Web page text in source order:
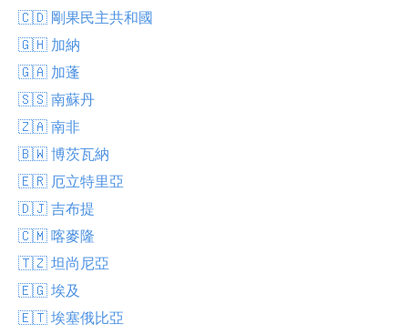
🇨🇩 剛果民主共和國
🇬🇭 加納
🇬🇦 加蓬
🇸🇸 南蘇丹
🇿🇦 南非
🇧🇼 博茨瓦納
🇪🇷 厄立特里亞
🇩🇯 吉布提
🇨🇲 喀麥隆
🇹🇿 坦尚尼亞
🇪🇬 埃及
🇪🇹 埃塞俄比亞